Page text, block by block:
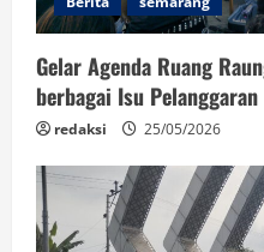
Gelar Agenda Ruang
berbagai Isu Pelanggaran
redaksi 25/05/2026